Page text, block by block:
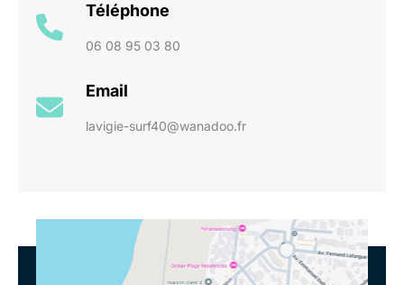
Téléphone
06 08 95 03 80
Email
lavigie-surf40@wanadoo.fr